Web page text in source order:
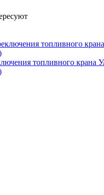
топливного крана